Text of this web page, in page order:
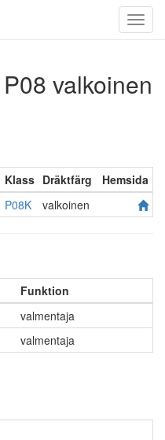
valkoinen
Klass Dräktfärg
Hemsida
P08K valkoinen
Funktion
valmentaja
valmentaja